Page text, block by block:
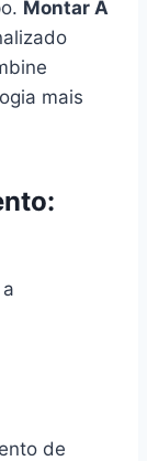
Montar A
mais
de